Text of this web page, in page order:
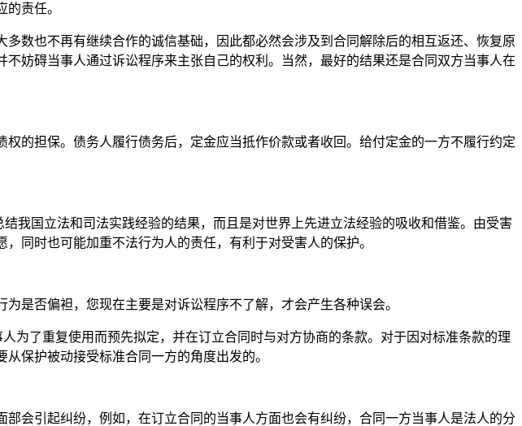
责任。
数也不再有继续合作的诚信基础，因此都必然会涉及到合同解除后的相互返还、恢复原
妨碍当事人通过诉讼程序来主张自己的权利。当然，最好的结果还是合同双方当事人在
的担保。债务人履行债务后，定金应当抵作价款或者收回。给付定金的一方不履行约定
我国立法和司法实践经验的结果，而且是对世界上先进立法经验的吸收和借鉴。由受害
同时也可能加重不法行为人的责任，有利于对受害人的保护。
是否偏袒，您现在主要是对诉讼程序不了解，才会产生各种误会。
为了重复使用而预先拟定，并在订立合同时与对方协商的条款。对于因对标准条款的理
保护被动接受标准合同一方的角度出发的。
会引起纠纷，例如，在订立合同的当事人方面也会有纠纷，合同一方当事人是法人的分